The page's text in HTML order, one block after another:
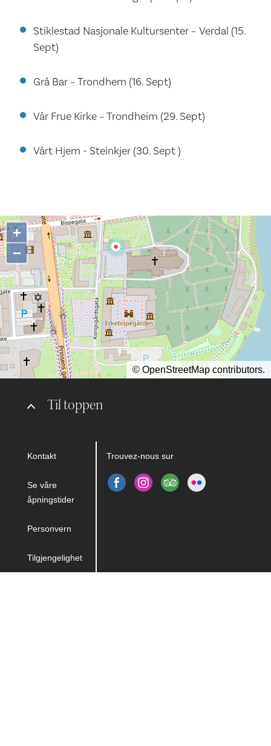
Stiklestad Nasjonale Kultursenter – Verdal (15.
Sept)
Grå Bar – Trondhem (16. Sept)
Vår Frue Kirke – Trondheim (29. Sept)
Vårt Hjem - Steinkjer (30. Sept )
Til toppen
Kontakt
Se våre
åpningstider
Personvern
Tilgjengelighet
Trouvez-nous sur
+
−
© OpenStreetMap contributors.